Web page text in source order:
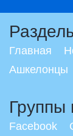
Главная
Ашкелонцы
Группы
Facebook